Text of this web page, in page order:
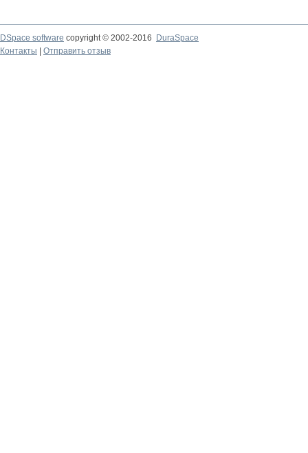
DSpace software copyright © 2002-2016
DuraSpace
Контакты
Отправить отзыв